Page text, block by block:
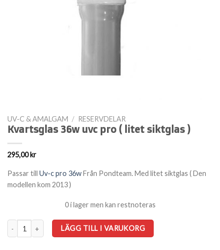
UV-C & AMALGAM / RESERVDELAR
Kvartsglas 36w uvc pro ( litet siktglas )
295,00kr
Passar till Uv-c pro 36wFrån Pondteam. Med litet siktglas ( Den
modellen kom 2013 )
0 i lager men kan restnoteras
Kvartsglas 36w uvc pro ( litet siktglas ) mängd
LÄGG TILL I VARUKORG